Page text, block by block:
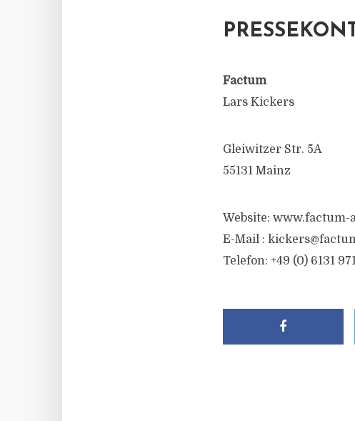
Factum
Lars Kickers
Gleiwitzer Str. 5A
55131 Mainz
Website: www.factum-
E-Mail :
Telefon: +49 (0) 6131